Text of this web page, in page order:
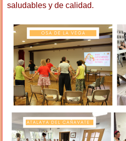
saludables y de calidad.